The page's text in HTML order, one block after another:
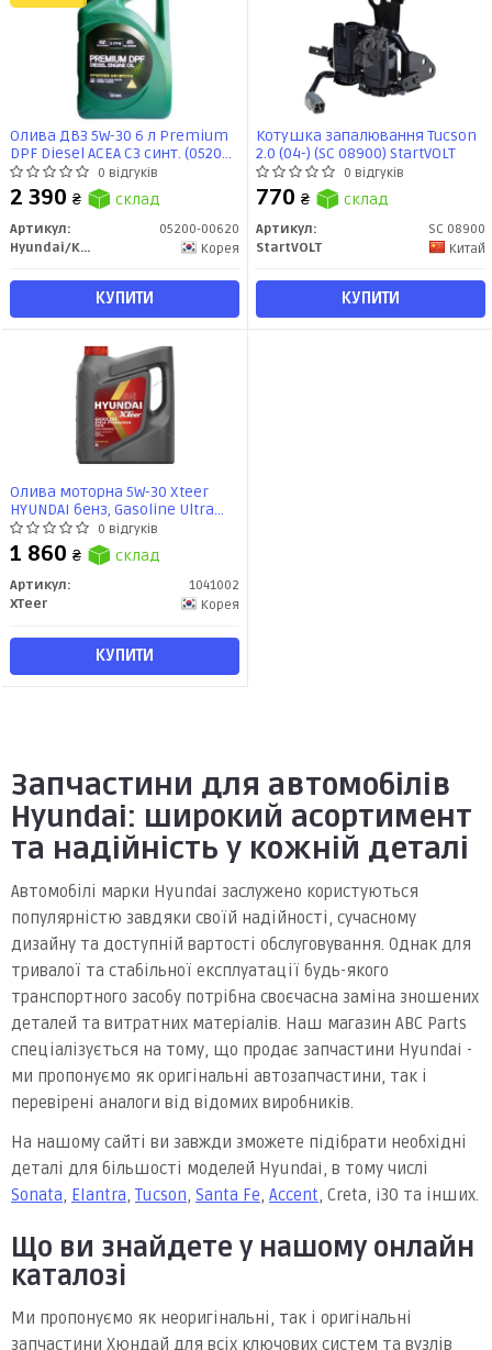
Олива ДВЗ 5W-30 6 л Premium
DPF Diesel ACEA C3 синт. (05200-
00620) Mobis0 відгуків
2 390 ₴ склад
Артикул:
05200-00620
Hyundai/Kia/Mobis
Корея
КУПИТИ
Котушка запалювання Tucson
2.0 (04-) (SC 08900) StartVOLT
0 відгуків
770 ₴ склад
Артикул:
SC 08900
StartVOLT
Китай
КУПИТИ
Олива моторна 5W-30 Xteer
HYUNDAI бенз, Gasoline Ultra
Protection SP/GF-6, 4л, синт
0 відгуків
1 860 ₴ склад
Артикул:
1041002
XTeer
Корея
КУПИТИ
Запчастини для автомобілів
Hyundai: широкий асортимент
та надійність у кожній деталі
Автомобілі марки Hyundai заслужено користуються
популярністю завдяки своїй надійності, сучасному
дизайну та доступній вартості обслуговування. Однак для
тривалої та стабільної експлуатації будь-якого
транспортного засобу потрібна своєчасна заміна зношених
деталей та витратних матеріалів. Наш магазин ABC Parts
спеціалізується на тому, що продає запчастини Hyundai -
ми пропонуємо як оригінальні автозапчастини, так і
перевірені аналоги від відомих виробників.
На нашому сайті ви завжди зможете підібрати необхідні
деталі для більшості моделей Hyundai, в тому числі
Sonata, Elantra,Tucson, Santa Fe, Accent, Creta, i30 та інших.
Що ви знайдете у нашому онлайн
каталозі
Ми пропонуємо як неоригінальні, так і оригінальні
запчастини Хюндай для всіх ключових систем та вузлів